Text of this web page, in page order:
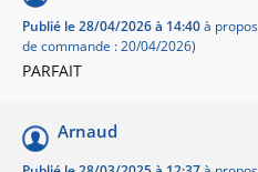
Publié le 28/04/2026 à 14:40à
de commande : 20/04/2026)
PARFAIT
Arnaud